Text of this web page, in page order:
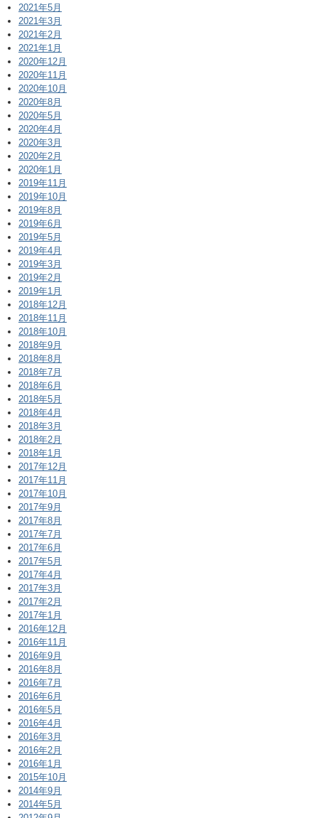
2021年5月
2021年3月
2021年2月
2021年1月
2020年12月
2020年11月
2020年10月
2020年8月
2020年5月
2020年4月
2020年3月
2020年2月
2020年1月
2019年11月
2019年10月
2019年8月
2019年6月
2019年5月
2019年4月
2019年3月
2019年2月
2019年1月
2018年12月
2018年11月
2018年10月
2018年9月
2018年8月
2018年7月
2018年6月
2018年5月
2018年4月
2018年3月
2018年2月
2018年1月
2017年12月
2017年11月
2017年10月
2017年9月
2017年8月
2017年7月
2017年6月
2017年5月
2017年4月
2017年3月
2017年2月
2017年1月
2016年12月
2016年11月
2016年9月
2016年8月
2016年7月
2016年6月
2016年5月
2016年4月
2016年3月
2016年2月
2016年1月
2015年10月
2014年9月
2014年5月